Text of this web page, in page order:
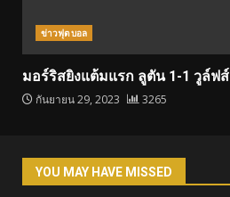
ข่าวฟุตบอล
มอร์ริสยิงแต้มแรก ลูตัน 1-1 วูล์ฟส์
กันยายน 29, 2023 3265
YOU MAY HAVE MISSED